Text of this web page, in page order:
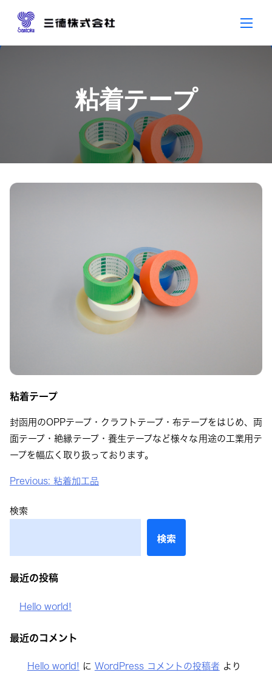
Skip
粘着テープ
粘着テープ
封函用のOPPテープ・クラフトテープ・布テープをはじめ、両
面テープ・絶縁テープ・養生テープなど様々な用途の工業用テ
ープを幅広く取り扱っております。
投
ナ
シ
Previous: 粘着加工品
検索
検索
最近の投稿
Hello world!
最近のコメント
Hello world! に WordPress コメントの投稿者 より